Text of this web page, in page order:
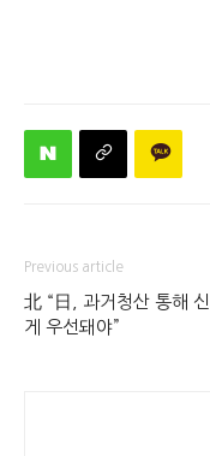
Previous article
北 “日, 과거청산 통해
게 우선돼야”